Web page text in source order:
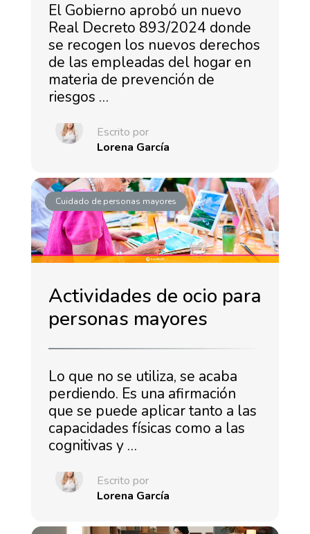
El Gobierno aprobó un nuevo
Real Decreto 893/2024 donde
se recogen los nuevos derechos
de las empleadas del hogar en
materia de prevención de
riesgos …
Escrito por
Lorena García
Cuidado de personas mayores
Actividades de ocio para
personas mayores
Lo que no se utiliza, se acaba
perdiendo. Es una afirmación
que se puede aplicar tanto a las
capacidades físicas como a las
cognitivas y …
Escrito por
Lorena García